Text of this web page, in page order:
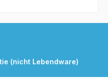
(nicht Lebendware)